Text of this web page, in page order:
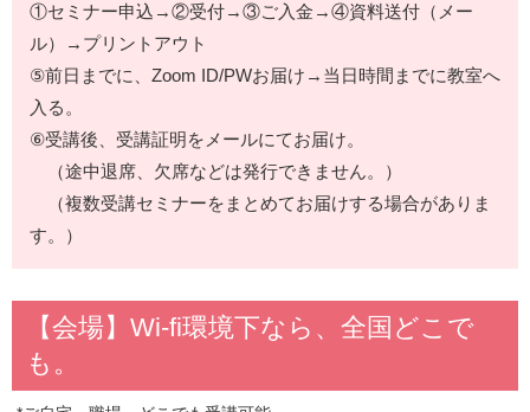
①セミナー申込→②受付→③ご入金→④資料送付（メー
ル）→プリントアウト
⑤前日までに、Zoom ID/PWお届け→当日時間までに教室へ
入る。
⑥受講後、受講証明をメールにてお届け。
（途中退席、欠席などは発行できません。）
（複数受講セミナーをまとめてお届けする場合がありま
す。）
【会場】Wi-fi環境下なら、全国どこで
も。